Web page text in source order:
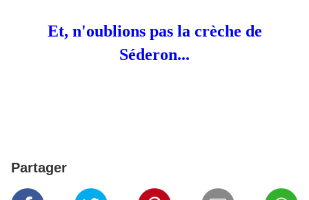
Et, n'oublions pas la crèche de
Séderon...
Partager